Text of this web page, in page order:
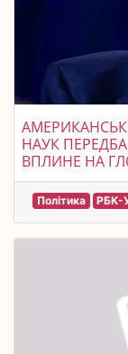
НАУК
ВПЛИНЕ НА
Політика РБК-